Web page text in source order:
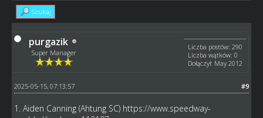
Szukaj
purgazik
Super Manager
Liczba postów: 290
Liczba wątków: 0
Dołączył: May 2012
#9
2025-05-15, 07:13:57
1. Aiden Canning (Ahtung SC) https://www.speedway-